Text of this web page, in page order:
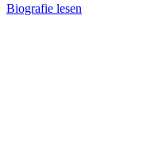
Biografie lesen